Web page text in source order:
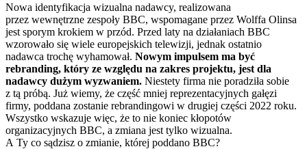
Nowa identyfikacja wizualna nadawcy, realizowana
przez wewnętrzne zespoły BBC, wspomagane przez Wolffa Olinsa
jest sporym krokiem w przód. Przed laty na działaniach BBC
wzorowało się wiele europejskich telewizji, jednak ostatnio
nadawca trochę wyhamował. Nowym impulsem ma być
rebranding, który ze względu na zakres projektu, jest dla
nadawcy dużym wyzwaniem. Niestety firma nie poradziła sobie
z tą próbą. Już wiemy, że część mniej reprezentacyjnych gałęzi
firmy, poddana zostanie rebrandingowi w drugiej części 2022 roku.
Wszystko wskazuje więc, że to nie koniec kłopotów
organizacyjnych BBC, a zmiana jest tylko wizualna.
A Ty co sądzisz o zmianie, której poddano BBC?